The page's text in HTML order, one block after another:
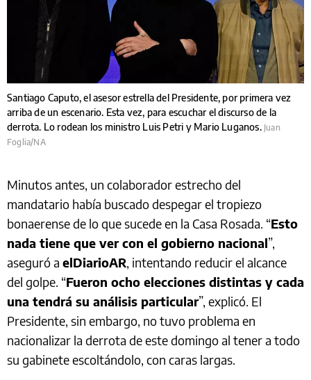
Santiago Caputo, el asesor estrella del Presidente, por primera vez
arriba de un escenario. Esta vez, para escuchar el discurso de la
derrota. Lo rodean los ministro Luis Petri y Mario Luganos. Juan
Foglia/NA
Minutos antes, un colaborador estrecho del
mandatario había buscado despegar el tropiezo
bonaerense de lo que sucede en la Casa Rosada. “Esto
nada tiene que ver con el gobierno nacional”,
aseguró a elDiarioAR, intentando reducir el alcance
del golpe. “Fueron ocho elecciones distintas y cada
una tendrá su análisis particular”, explicó. El
Presidente, sin embargo, no tuvo problema en
nacionalizar la derrota de este domingo al tener a todo
su gabinete escoltándolo, con caras largas.